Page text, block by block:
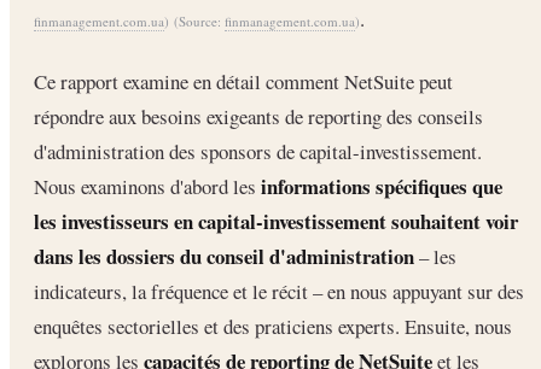
finmanagement.com.ua) (Source: finmanagement.com.ua).
Ce rapport examine en détail comment NetSuite peut
répondre aux besoins exigeants de reporting des conseils
d'administration des sponsors de capital-investissement.
Nous examinons d'abord les informations spécifiques que
les investisseurs en capital-investissement souhaitent voir
dans les dossiers du conseil d'administration– les
indicateurs, la fréquence et le récit – en nous appuyant sur des
enquêtes sectorielles et des praticiens experts. Ensuite, nous
explorons les capacités de reporting de NetSuiteet les